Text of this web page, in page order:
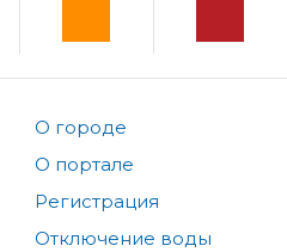
О городе
О портале
Регистрация
Отключение воды